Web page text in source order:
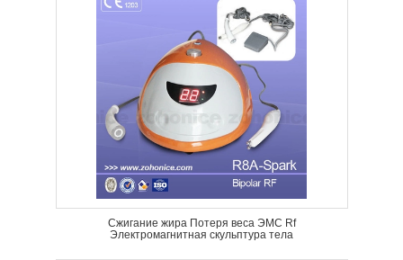
Сжигание жира Потеря веса ЭМС Rf
Электромагнитная скульптура тела